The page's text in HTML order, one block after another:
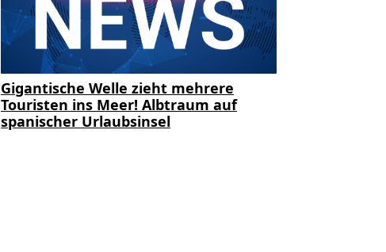
Gigantische Welle zieht mehrere
Touristen ins Meer! Albtraum auf
spanischer Urlaubsinsel